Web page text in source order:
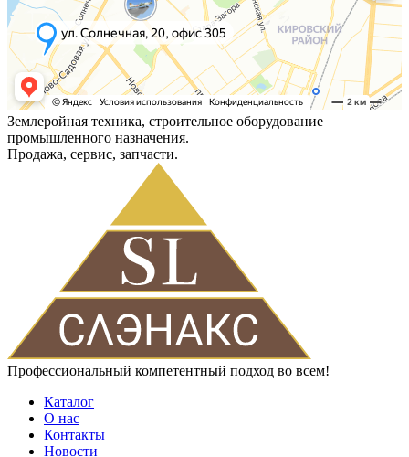
Землеройная техника, строительное оборудование
промышленного назначения.
Продажа, сервис, запчасти.
Профессиональный компетентный подход во всем!
Каталог
О нас
Контакты
Новости